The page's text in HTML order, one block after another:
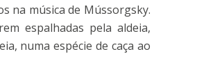
na música de Mússorgsky.
espalhadas pela aldeia,
numa espécie de caça ao